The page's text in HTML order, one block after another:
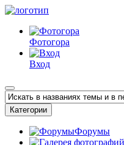
Фотогора
Вход
Категории
Форумы